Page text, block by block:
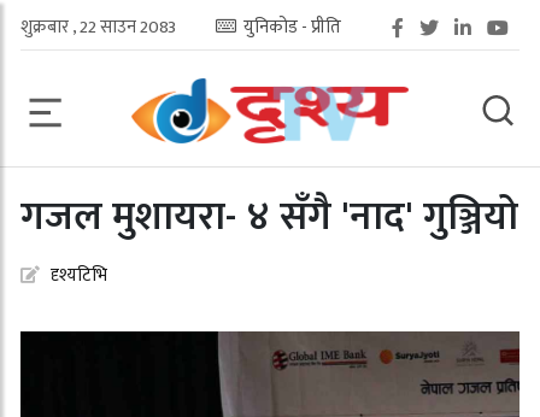
शुक्रबार , 22 साउन 2083 युनिकोड - प्रीति
गजल मुशायरा- ४ सँगै 'नाद' गुञ्जियो
दृश्यटिभि